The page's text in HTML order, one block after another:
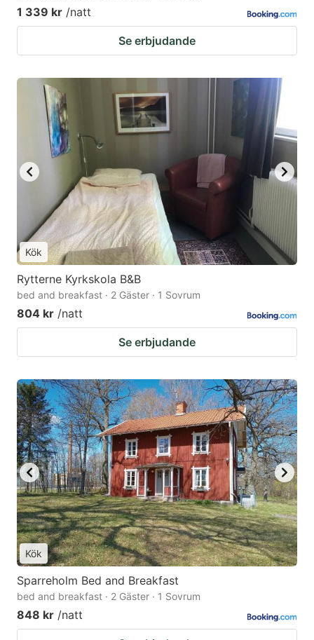
1 339 kr /natt
Se erbjudande
Kök
Rytterne Kyrkskola B&B
bed and breakfast · 2 Gäster · 1 Sovrum
804 kr /natt
Se erbjudande
Kök
Sparreholm Bed and Breakfast
bed and breakfast · 2 Gäster · 1 Sovrum
848 kr /natt